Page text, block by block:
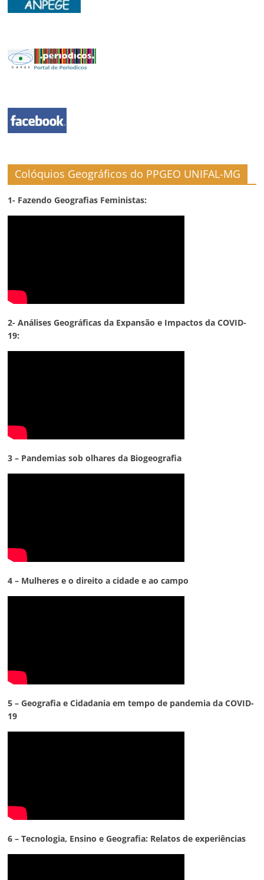
Colóquios Geográficos do PPGEO UNIFAL-MG
1- Fazendo Geografias Feministas:
2- Análises Geográficas da Expansão e Impactos da COVID-
19:
3 – Pandemias sob olhares da Biogeografia
4 – Mulheres e o direito a cidade e ao campo
5 – Geografia e Cidadania em tempo de pandemia da COVID-
19
6 – Tecnologia, Ensino e Geografia: Relatos de experiências